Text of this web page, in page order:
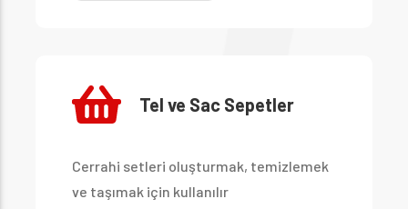
Tel ve Sac Sepetler
Cerrahi setleri oluşturmak, temizlemek
ve taşımak için kullanılır